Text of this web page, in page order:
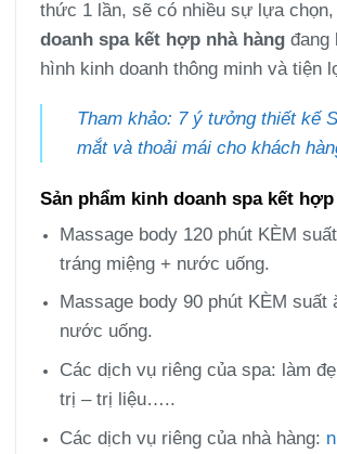
thức 1 lần, sẽ có nhiều sự lựa
doanh spa kết hợp nhà hàngđang
hình kinh doanh thông minh và tiện
Tham khảo: 7 ý tưởng thiết kế
mắt và thoải mái cho khách
Sản phẩm kinh doanh spa kết
Massage body 120 phút KÈM
tráng miệng + nước uống.
Massage body 90 phút KÈM suất
nước uống.
Các dịch vụ riêng của spa: làm
trị – trị liệu…..
Các dịch vụ riêng của nhà hàng: